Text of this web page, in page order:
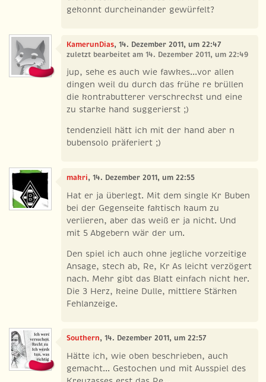
gekonnt durcheinander gewürfelt?
KamerunDias, 14. Dezember 2011, um 22:47
zuletzt bearbeitet am 14. Dezember 2011, um 22:49
jup, sehe es auch wie fawkes...vor allen
dingen weil du durch das frühe re brüllen
die kontrabutterer verschreckst und eine
zu starke hand suggerierst ;)
tendenziell hätt ich mit der hand aber n
bubensolo präferiert ;)
makri, 14. Dezember 2011, um 22:55
Hat er ja überlegt. Mit dem single Kr Buben
bei der Gegenseite faktisch kaum zu
verlieren, aber das weiß er ja nicht. Und
mit 5 Abgebern wär der um.
Den spiel ich auch ohne jegliche vorzeitige
Ansage, stech ab, Re, Kr As leicht verzögert
nach. Mehr gibt das Blatt einfach nicht her.
Die 3 Herz, keine Dulle, mittlere Stärken
Fehlanzeige.
Southern, 14. Dezember 2011, um 22:57
Hätte ich, wie oben beschrieben, auch
gemacht... Gestochen und mit Ausspiel des